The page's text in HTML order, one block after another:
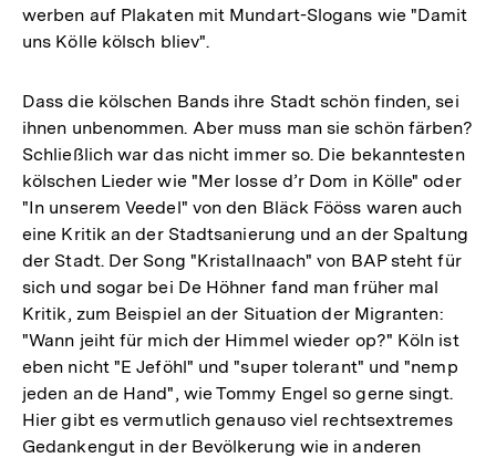
werben auf Plakaten mit Mundart-Slogans wie "Damit
uns Kölle kölsch bliev".
Dass die kölschen Bands ihre Stadt schön finden, sei
ihnen unbenommen. Aber muss man sie schön färben?
Schließlich war das nicht immer so. Die bekanntesten
kölschen Lieder wie "Mer losse d’r Dom in Kölle" oder
"In unserem Veedel" von den Bläck Fööss waren auch
eine Kritik an der Stadtsanierung und an der Spaltung
der Stadt. Der Song "Kristallnaach" von BAP steht für
sich und sogar bei De Höhner fand man früher mal
Kritik, zum Beispiel an der Situation der Migranten:
"Wann jeiht für mich der Himmel wieder op?" Köln ist
eben nicht "E Jeföhl" und "super tolerant" und "nemp
jeden an de Hand", wie Tommy Engel so gerne singt.
Hier gibt es vermutlich genauso viel rechtsextremes
Gedankengut in der Bevölkerung wie in anderen